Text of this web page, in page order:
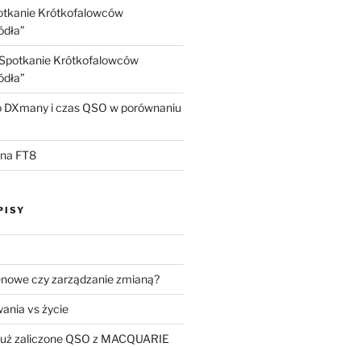
Krótkofalowców
Krótkofalowców
DXmany i czas QSO w porównaniu
FT8
czy zarządzanie zmianą?
vs życie
zaliczone QSO z MACQUARIE